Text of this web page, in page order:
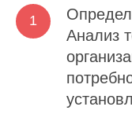
Анализ